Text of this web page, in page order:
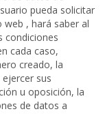
pueda solicitar
, hará saber al
condiciones
cada caso,
creado, la
sus
u oposición, la
de datos a